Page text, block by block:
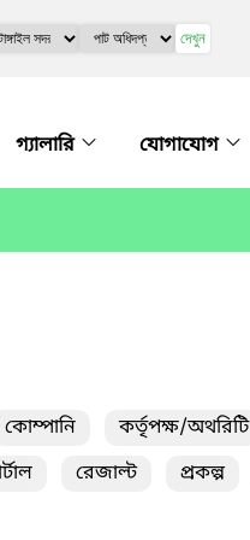
দেখুন
গ্যালারি যোগাযোগ
কোম্পানি কর্তৃপক্ষ/অথরিটি
রেজাল্ট প্রকল্প